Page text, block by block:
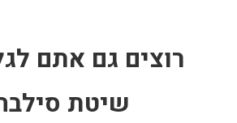
רוצים גם אתם
שיטת